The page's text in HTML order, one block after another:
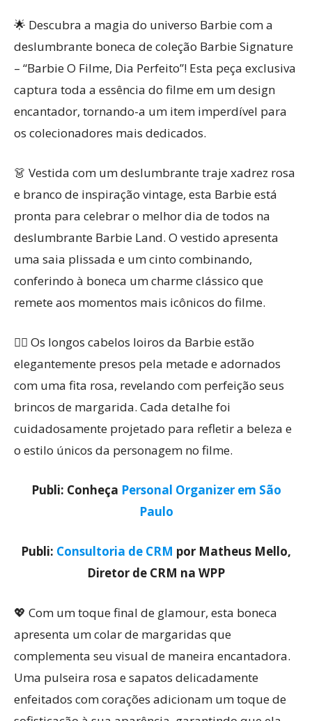
🌟 Descubra a magia do universo Barbie com a
deslumbrante boneca de coleção Barbie Signature
– “Barbie O Filme, Dia Perfeito”! Esta peça exclusiva
captura toda a essência do filme em um design
encantador, tornando-a um item imperdível para
os colecionadores mais dedicados.
👗 Vestida com um deslumbrante traje xadrez rosa
e branco de inspiração vintage, esta Barbie está
pronta para celebrar o melhor dia de todos na
deslumbrante Barbie Land. O vestido apresenta
uma saia plissada e um cinto combinando,
conferindo à boneca um charme clássico que
remete aos momentos mais icônicos do filme.
💇‍♀️ Os longos cabelos loiros da Barbie estão
elegantemente presos pela metade e adornados
com uma fita rosa, revelando com perfeição seus
brincos de margarida. Cada detalhe foi
cuidadosamente projetado para refletir a beleza e
o estilo únicos da personagem no filme.
Publi: Conheça Personal Organizer em São
Paulo
Publi: Consultoria de CRM por Matheus Mello,
Diretor de CRM na WPP
💖 Com um toque final de glamour, esta boneca
apresenta um colar de margaridas que
complementa seu visual de maneira encantadora.
Uma pulseira rosa e sapatos delicadamente
enfeitados com corações adicionam um toque de